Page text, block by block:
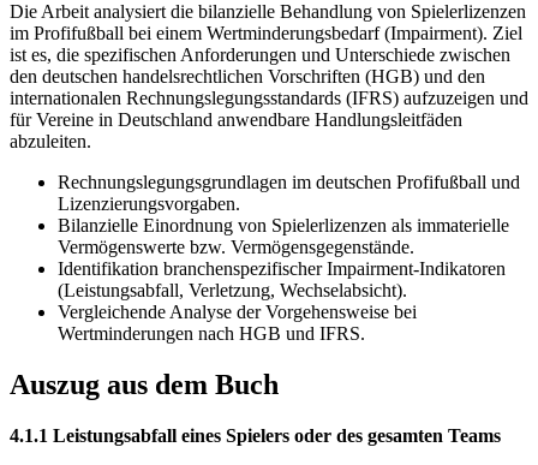
Die Arbeit analysiert die bilanzielle Behandlung von Spielerlizenzen
im Profifußball bei einem Wertminderungsbedarf (Impairment). Ziel
ist es, die spezifischen Anforderungen und Unterschiede zwischen
den deutschen handelsrechtlichen Vorschriften (HGB) und den
internationalen Rechnungslegungsstandards (IFRS) aufzuzeigen und
für Vereine in Deutschland anwendbare Handlungsleitfäden
abzuleiten.
Rechnungslegungsgrundlagen im deutschen Profifußball und
Lizenzierungsvorgaben.
Bilanzielle Einordnung von Spielerlizenzen als immaterielle
Vermögenswerte bzw. Vermögensgegenstände.
Identifikation branchenspezifischer Impairment-Indikatoren
(Leistungsabfall, Verletzung, Wechselabsicht).
Vergleichende Analyse der Vorgehensweise bei
Wertminderungen nach HGB und IFRS.
Auszug aus dem Buch
4.1.1 Leistungsabfall eines Spielers oder des gesamten Teams